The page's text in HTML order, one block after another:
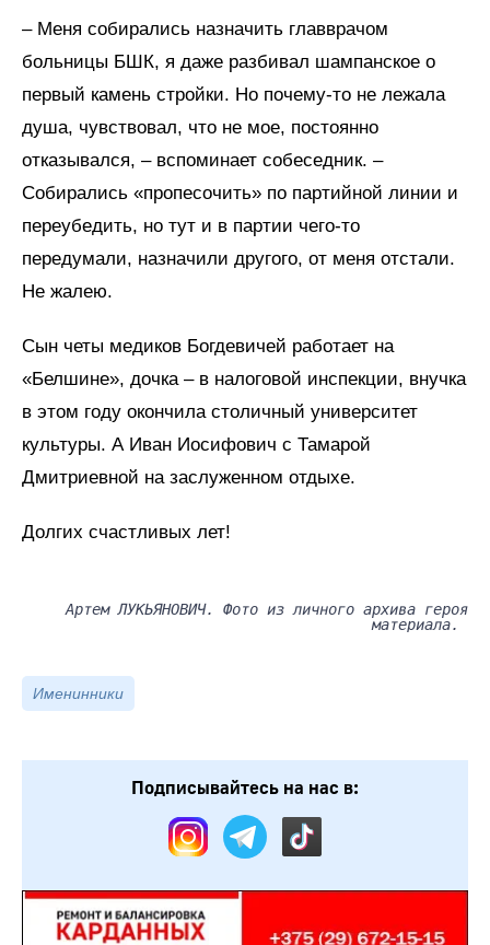
– Меня собирались назначить главврачом
больницы БШК, я даже разбивал шампанское о
первый камень стройки. Но почему-то не лежала
душа, чувствовал, что не мое, постоянно
отказывался, – вспоминает собеседник. –
Собирались «пропесочить» по партийной линии и
переубедить, но тут и в партии чего-то
передумали, назначили другого, от меня отстали.
Не жалею.
Сын четы медиков Богдевичей работает на
«Белшине», дочка – в налоговой инспекции, внучка
в этом году окончила столичный университет
культуры. А Иван Иосифович с Тамарой
Дмитриевной на заслуженном отдыхе.
Долгих счастливых лет!
Артем ЛУКЬЯНОВИЧ. Фото из личного архива героя
материала.
Именинники
Подписывайтесь на нас в: